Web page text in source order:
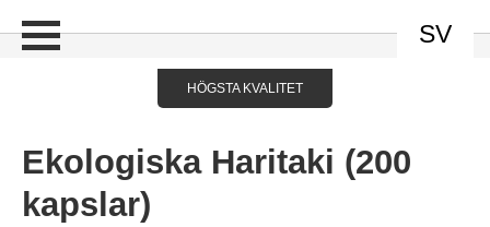
SV
HÖGSTA KVALITET
Ekologiska Haritaki (200
kapslar)